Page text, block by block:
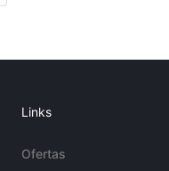
Links
Ofertas